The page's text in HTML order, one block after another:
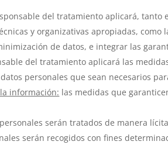
del tratamiento aplicará, tanto
y organizativas apropiadas,
de datos, e integrar las
del tratamiento aplicará las
personales que sean necesarios
información: las medidas que
serán tratados de manera
serán recogidos con fines